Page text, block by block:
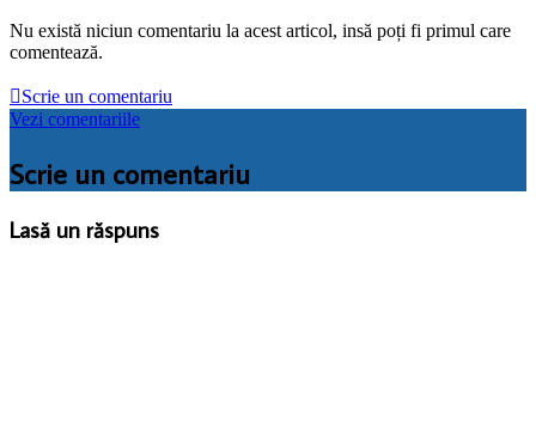
Nu există niciun comentariu la acest articol, insă poți fi primul care
comentează.
Scrie un comentariu
Vezi comentariile
Scrie un comentariu
Lasă un răspuns